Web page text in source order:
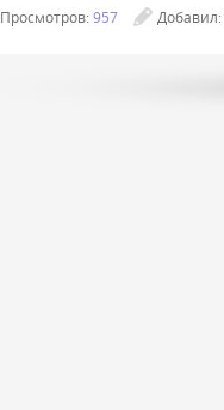
Просмотров: 957 Добавил: